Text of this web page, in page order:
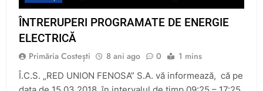
ÎNTRERUPERI PROGRAMATE DE ENERGIE
ELECTRICĂ
Primăria Costești 8 ani ago 0 1 mins
Î.C.S. „RED UNION FENOSA” S.A. vă informează, că pe